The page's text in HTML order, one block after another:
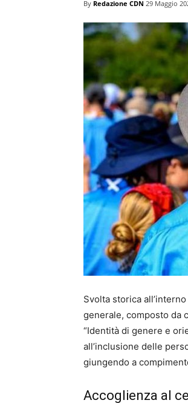
By Redazione CDN 29 Maggio
Svolta storica
generale, composto da
“Identità di genere e
all’inclusione delle
giungendo a
Accoglienza al